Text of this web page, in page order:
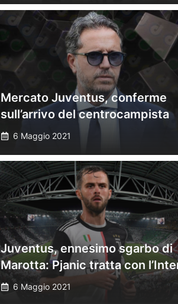
Mercato Juventus, conferme
sull’arrivo del centrocampista
6 Maggio 2021
Juventus, ennesimo sgarbo di
Marotta: Pjanic tratta con
6 Maggio 2021